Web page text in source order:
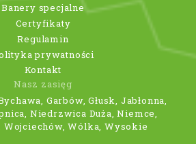
Banery specjalne
Certyfikaty
Regulamin
prywatności
Kontakt
Nasz zasięg
Garbów, Głusk, Jabłonna,
Niedrzwica Duża, Niemce,
Wólka, Wysokie